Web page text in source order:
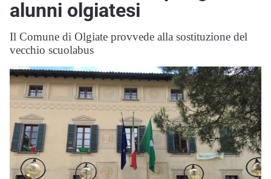
alunni olgiatesi
Il Comune di Olgiate provvede alla sostituzione del
vecchio scuolabus